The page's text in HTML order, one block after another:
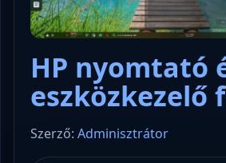
HP nyomtató
eszközkezelő
Szerző: Adminisztrátor